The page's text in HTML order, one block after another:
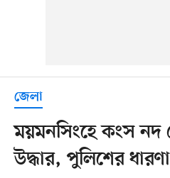
জেলা
ময়মনসিংহে কংস নদ
উদ্ধার, পুলিশের